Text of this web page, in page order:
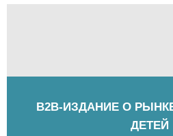
B2B-ИЗДАНИЕ О
ДЕТЕЙ